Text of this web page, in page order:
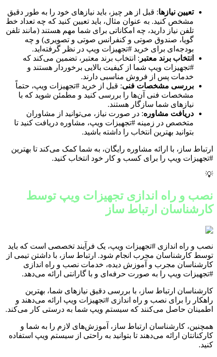
تعیین نیازها: قبل از هر چیز، باید نیازهای خود را به طور دقیق
مشخص کنید. به عنوان مثال، باید تعیین کنید که چه تعداد خط
تلفن نیاز دارید، چه امکاناتی برای شما مهم هستند (مانند تلفن
گویا، صندوق صوتی و کنفرانس صوتی و تصویری) و چه
بودجه‌ای برای خرید #تجهیزات ویپ در نظر گرفته‌اید.
انتخاب برند معتبر : انتخاب برند معتبر، تضمین می‌کند که
#تجهیزات ویپ شما از کیفیت بالایی برخوردار هستند و
خدمات پس از فروش مناسبی دارند.
بررسی مشخصات فنی: قبل از خرید #تجهیزات ویپ، حتماً
مشخصات فنی آن‌ها را بررسی کنید و مطمئن شوید که با
نیازهای شما سازگار هستند.
دریافت مشاوره: در صورت نیاز، می‌توانید از مشاوران
متخصص در زمینه #تجهیزات ویپ، مشاوره دریافت کنید تا
بتوانید بهترین انتخاب را داشته باشید.
ارتباط ساز، با ارائه مشاوره رایگان، به شما کمک می‌کند تا بهترین
#تجهیزات ویپ را برای کسب و کار خود انتخاب کنید.
💡
نصب و راه اندازی تجهیزات ویپ توسط
کارشناسان ارتباط ساز
نصب و راه اندازی #تجهیزات ویپ، یک فرآیند تخصصی است که باید
توسط کارشناسان مجرب انجام شود. ارتباط ساز، با داشتن تیمی از
کارشناسان مجرب و آموزش دیده، خدمات نصب و راه اندازی
#تجهیزات ویپ را به صورت حرفه‌ای و با گارانتی ارائه می‌دهد.
کارشناسان ارتباط ساز، با بررسی دقیق نیازهای شما، بهترین
راهکار را برای نصب و راه اندازی #تجهیزات ویپ ارائه می‌دهند و
اطمینان حاصل می‌کنند که سیستم ویپ شما به درستی کار می‌کند.
همچنین، کارشناسان ارتباط ساز، آموزش‌های لازم را به شما و
کارکنانتان ارائه می‌دهند تا بتوانید به راحتی از سیستم ویپ استفاده
کنید.